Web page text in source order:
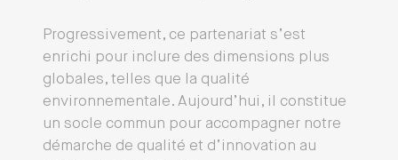
Progressivement, ce partenariat s’est
enrichi pour inclure des dimensions plus
globales, telles que la qualité
environnementale. Aujourd’hui, il constitue
un socle commun pour accompagner notre
démarche de qualité et d’innovation au